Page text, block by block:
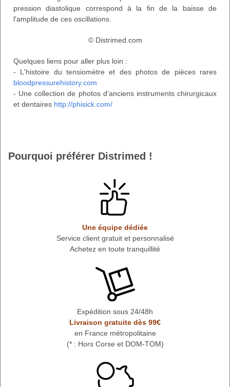
pression diastolique correspond à la fin de la baisse de
l'amplitude de ces oscillations.
© Distrimed.com
Quelques liens pour aller plus loin :
- L'histoire du tensiomètre et des photos de pièces rares
bloodpressurehistory.com
- Une collection de photos d'anciens instruments chirurgicaux
et dentaires http://phisick.com/
Pourquoi préférer Distrimed !
Une équipe dédiée
Service client gratuit et personnalisé
Achetez en toute tranquillité
Expédition sous 24/48h
Livraison gratuite dès 99€
en France métropolitaine
(* : Hors Corse et DOM-TOM)